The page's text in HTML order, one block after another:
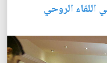
اللقاء الروحي